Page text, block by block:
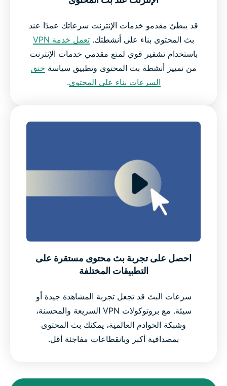
قد يبطئ مقدمو خدمات الإنترنت سرعاتك عمدًا عند
بث المحتوى بناء على أنشطتك. تعمل خدمة VPN
باستخدام تشفير قوي لمنع مقدمي خدمات الإنترنت
من تمييز أنشطة بث المحتوى وتطبيق سياسة خنق
السرعات بناء على المحتوى.
احصل على تجربة بث محتوى مستقرة على
التطبيقات المختلفة
سرعات البث قد تجعل تجربة المشاهدة جيدة أو
سيئة. مع بروتوكولات VPN السريعة والمحسنة،
وشبكة الخوادم العالمية، يمكنك بث المحتوى
بمصداقية أكبر وبانقطاعات مفاجئة أقل.